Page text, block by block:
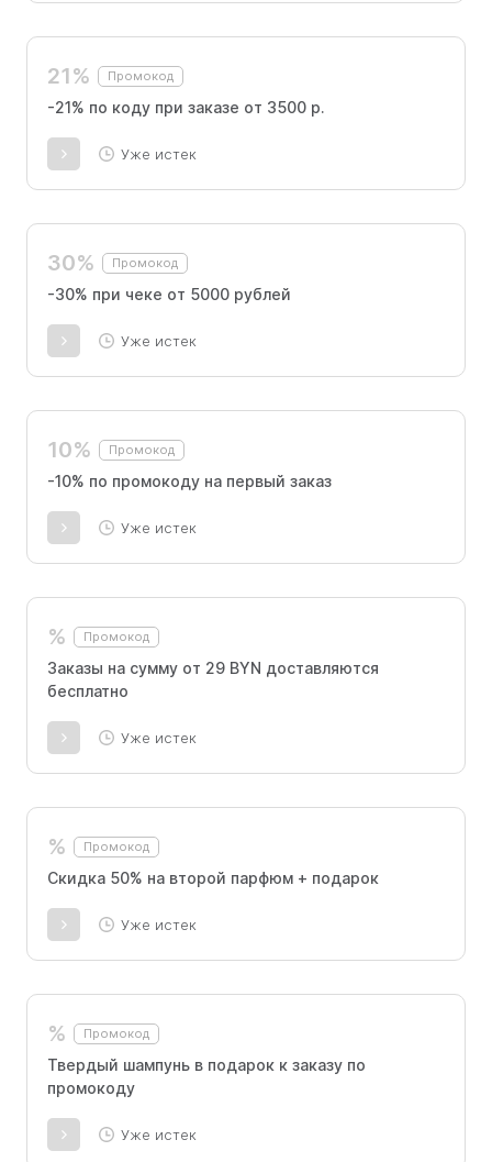
21% Промокод
-21% по коду при заказе от 3500 р.
Уже истек
30% Промокод
-30% при чеке от 5000 рублей
Уже истек
10% Промокод
-10% по промокоду на первый заказ
Уже истек
% Промокод
Заказы на сумму от 29 BYN доставляются
бесплатно
Уже истек
% Промокод
Скидка 50% на второй парфюм + подарок
Уже истек
% Промокод
Твердый шампунь в подарок к заказу по
промокоду
Уже истек